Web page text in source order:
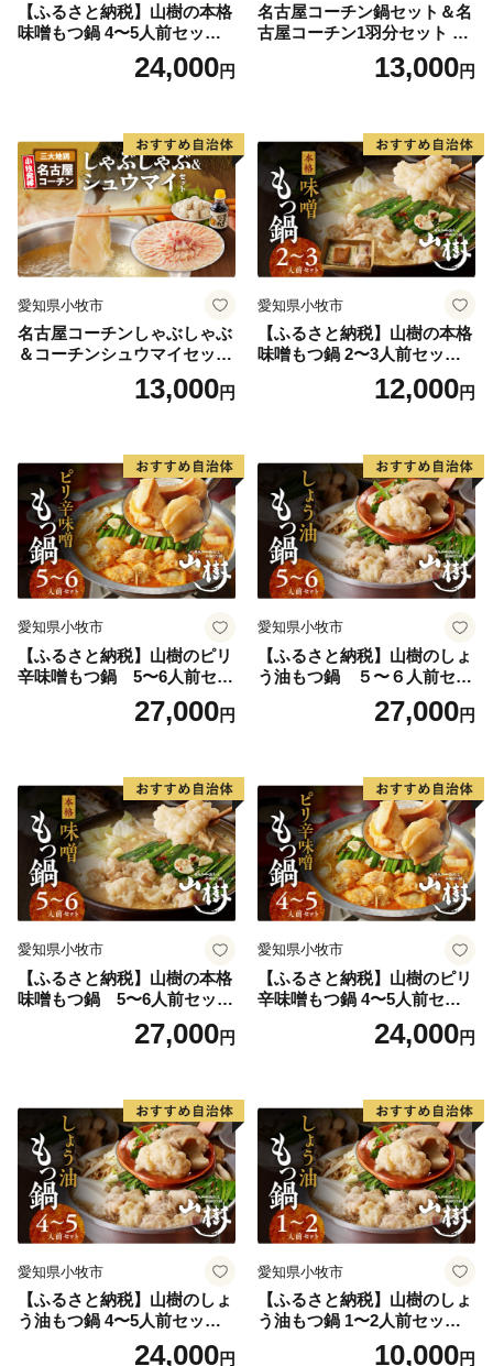
【ふるさと納税】山樹の本格
味噌もつ鍋 4〜5人前セット
山樹 国産 牛もつ ホルモン モ
ツ オンライン飲み会 ホーム
間
24,000円
名古屋コーチン鍋セット＆名
古屋コーチン1羽分セット 日
本三大地鶏 鍋セット 鶏肉 も
も肉 むね肉 ササミ 肉団子 鍋
13,000円
愛知県小牧市
名古屋コーチンしゃぶしゃぶ
＆コーチンシュウマイセッ
ト 焼売 鶏肉 鍋 鶏しゃぶ 日
13,000円
愛知県小牧市
【ふるさと納税】山樹の本格
味噌もつ鍋 2〜3人前セット
山樹 国産 牛もつ ホルモン モ
ツ オンライン飲み会 ホーム
間
12,000円
愛知県小牧市
【ふるさと納税】山樹のピリ
辛味噌もつ鍋 5〜6人前セッ
ト 山樹 国産 牛もつ ホルモン
モツ オンライン飲み会 ホー
時間
27,000円
愛知県小牧市
【ふるさと納税】山樹のしょ
う油もつ鍋 ５〜６人前セッ
ト 山樹 国産 牛もつ ホルモン
モツ オンライン飲み会 ホー
時間
27,000円
愛知県小牧市
【ふるさと納税】山樹の本格
味噌もつ鍋 5〜6人前セット
山樹 国産 牛もつ ホルモン モ
ツ オンライン飲み会 ホーム
間
27,000円
愛知県小牧市
【ふるさと納税】山樹のピリ
辛味噌もつ鍋 4〜5人前セッ
ト 山樹 国産 牛もつ ホルモン
モツ オンライン飲み会 ホー
時間
24,000円
愛知県小牧市
【ふるさと納税】山樹のしょ
う油もつ鍋 4〜5人前セット
山樹 国産 牛もつ ホルモン モ
24,000円
愛知県小牧市
【ふるさと納税】山樹のしょ
う油もつ鍋 1〜2人前セット
山樹 国産 牛もつ ホルモン モ
10,000円